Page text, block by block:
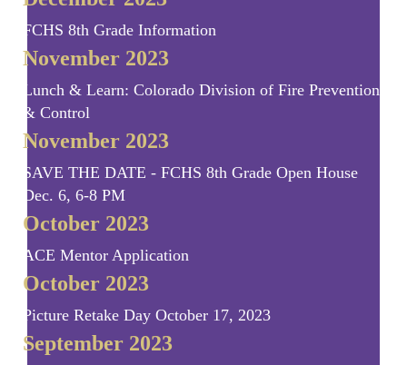
FCHS 8th Grade Information
November 2023
Lunch & Learn: Colorado Division of Fire Prevention
& Control
November 2023
SAVE THE DATE - FCHS 8th Grade Open House
Dec. 6, 6-8 PM
October 2023
ACE Mentor Application
October 2023
Picture Retake Day October 17, 2023
September 2023